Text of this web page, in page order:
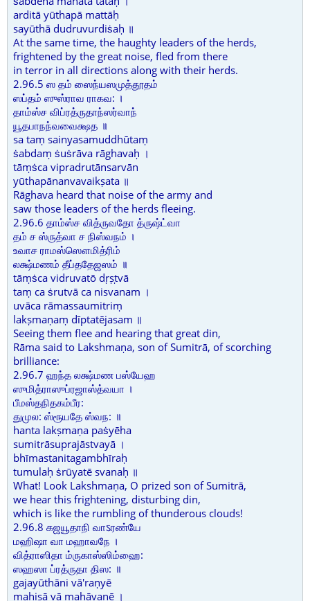
arditā yūthapā mattāḥ
sayūthā dudruvurdiṡaḥ ॥
At the same time, the haughty leaders of the herds,
frightened by the great noise, fled from there
in terror in all directions along with their herds.
2.96.5 ஸ தம் ஸைந்யஸமுத்தூதம்
ஸப்தம் ஸுஸ்ராவ ராகவ: ।
தாம்ஸ்ச விப்ரத்ருதாந்ஸர்வாந்
யூதபாநந்வவைக்ஷத ॥
sa taṃ sainyasamuddhūtaṃ
ṡabdaṃ ṡuṡrāva rāghavaḥ ।
tāṃṡca vipradrutānsarvān
yūthapānanvavaikṣata ॥
Rāghava heard that noise of the army and
saw those leaders of the herds fleeing.
2.96.6 தாம்ஸ்ச வித்ருவதோ த்ருஷ்ட்வா
தம் ச ஸ்ருத்வா ச நிஸ்வநம் ।
உவாச ராமஸ்ஸௌமித்ரிம்
லக்ஷ்மணம் தீப்ததேஜஸம் ॥
tāṃṡca vidruvatō dṛṣṭvā
taṃ ca ṡrutvā ca nisvanam ।
uvāca rāmassaumitriṃ
lakṣmaṇaṃ dīptatējasam ॥
Seeing them flee and hearing that great din,
Rāma said to Lakshmaṇa, son of Sumitrā, of scorching
brilliance:
2.96.7 ஹந்த லக்ஷ்மண பஸ்யேஹ
ஸுமித்ராஸுப்ரஜாஸ்த்வயா ।
பீமஸ்தநிதகம்பீர:
துமுல: ஸ்ரூயதே ஸ்வந: ॥
hanta lakṣmaṇa paṡyēha
sumitrāsuprajāstvayā ।
bhīmastanitagambhīraḥ
tumulaḥ ṡrūyatē svanaḥ ॥
What! Look Lakshmaṇa, O prized son of Sumitrā,
we hear this frightening, disturbing din,
which is like the rumbling of thunderous clouds!
2.96.8 கஜயூதாநி வாऽரண்யே
மஹிஷா வா மஹாவநே ।
வித்ராஸிதா ம்ருகாஸ்ஸிம்ஹை:
ஸஹஸா ப்ரத்ருதா திஸ: ॥
gajayūthāni vā'raṇyē
mahiṣā vā mahāvanē ।